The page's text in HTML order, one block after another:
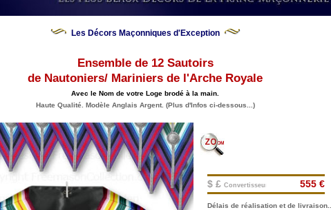
Les Décors Maçonniques d'Exception
Ensemble de 12 Sautoirs
de Nautoniers/ Mariniers de l'Arche Royale
Avec le Nom de votre Loge brodé à la main.
Haute Qualité. Modèle Anglais Argent. (Plus d'Infos ci-dessous...)
$ £ Convertisseur.
Délais de réalisation et de livraison...
555 €